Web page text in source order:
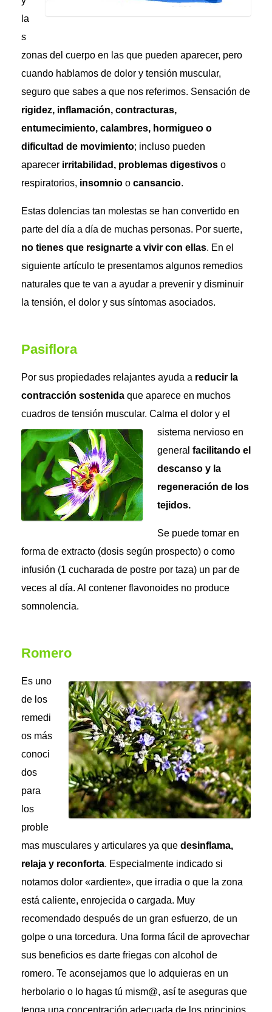
la
s
zonas del cuerpo en las que pueden aparecer, pero
cuando hablamos de dolor y tensión muscular,
seguro que sabes a que nos referimos. Sensación de
rigidez, inflamación, contracturas,
entumecimiento, calambres, hormigueo o
dificultad de movimiento; incluso pueden
aparecer irritabilidad, problemas digestivos o
respiratorios, insomnio o cansancio.
Estas dolencias tan molestas se han convertido en
parte del día a día de muchas personas. Por suerte,
no tienes que resignarte a vivir con ellas. En el
siguiente artículo te presentamos algunos remedios
naturales que te van a ayudar a prevenir y disminuir
la tensión, el dolor y sus síntomas asociados.
Pasiflora
Por sus propiedades relajantes ayuda a reducir la
contracción sostenida que aparece en muchos
cuadros de tensión muscular. Calma el dolor y el
sistema nervioso en
general facilitando el
descanso y la
regeneración de los
tejidos.
Se puede tomar en
forma de extracto (dosis según prospecto) o como
infusión (1 cucharada de postre por taza) un par de
veces al día. Al contener flavonoides no produce
somnolencia.
Romero
Es uno
de los
remedi
os más
conoci
dos
para
los
proble
mas musculares y articulares ya que desinflama,
relaja y reconforta. Especialmente indicado si
notamos dolor «ardiente», que irradia o que la zona
está caliente, enrojecida o cargada. Muy
recomendado después de un gran esfuerzo, de un
golpe o una torcedura. Una forma fácil de aprovechar
sus beneficios es darte friegas con alcohol de
romero. Te aconsejamos que lo adquieras en un
herbolario o lo hagas tú mism@, así te aseguras que
tenga una concentración adecuada de los principios